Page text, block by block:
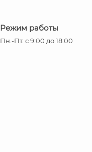
Режим работы
Пн.-Пт. с 9:00 до 18:00